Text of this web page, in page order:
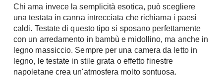
Reti Letto
Cuscini
Consigli materassi
Bagno
Arredo Bagno
Rivestimenti
Ceramica
Cotto
Resina
Parquet
Chi ama invece la semplicità esotica, può scegliere
una testata in canna intrecciata che richiama i paesi
caldi. Testate di questo tipo si sposano perfettamente
con un arredamento in bambù e midollino, ma anche in
legno massiccio. Sempre per una camera da letto in
legno, le testate in stile grata o effetto finestre
napoletane crea un'atmosfera molto sontuosa.